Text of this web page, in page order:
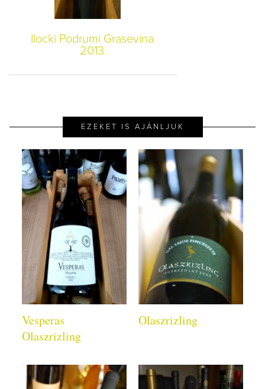
Ilocki Podrumi Grasevina
2013
EZEKET IS AJÁNLJUK
Vesperas
Olaszrizling
Olaszrizling